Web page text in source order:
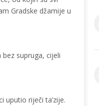
Gradske džamije u
supruga, cijeli
uputio riječi ta’zije.